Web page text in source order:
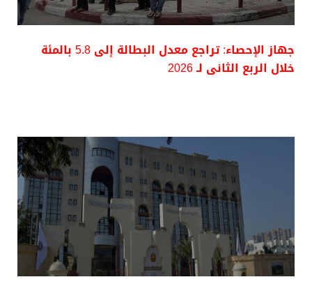
جهاز الإحصاء: تراجع معدل البطالة إلى 5.8 بالمئة
خلال الربع الثانى لـ 2026